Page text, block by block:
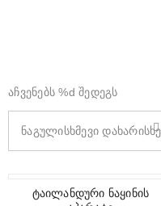
აჩვენებს %d შედეგს
ნაგულისხმევი
ტაილანდური ნაყინის